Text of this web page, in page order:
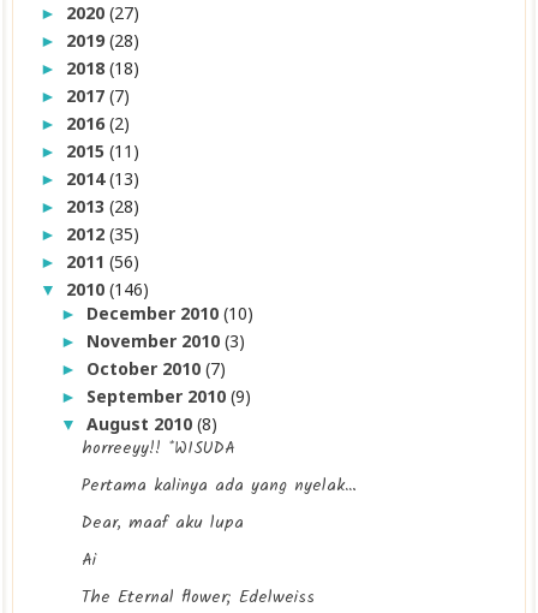
► 2020(27)
► 2019(28)
► 2018(18)
► 2017(7)
► 2016(2)
► 2015(11)
► 2014(13)
► 2013(28)
► 2012(35)
► 2011(56)
▼ 2010(146)
► December 2010(10)
► November 2010(3)
► October 2010(7)
► September 2010(9)
▼August 2010(8)
horreeyy!! *WISUDA
Pertama kalinya ada yang nyelak…
Dear, maaf aku lupa
Ai
The Eternal flower; Edelweiss